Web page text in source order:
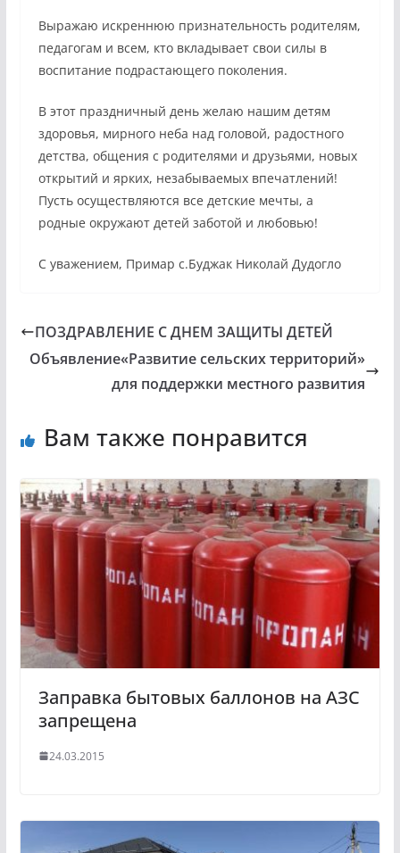
Выражаю искреннюю признательность родителям,
педагогам и всем, кто вкладывает свои силы в
воспитание подрастающего поколения.
В этот праздничный день желаю нашим детям
здоровья, мирного неба над головой, радостного
детства, общения с родителями и друзьями, новых
открытий и ярких, незабываемых впечатлений!
Пусть осуществляются все детские мечты, а
родные окружают детей заботой и любовью!
С уважением, Примар с.Буджак Николай Дудогло
ПОЗДРАВЛЕНИЕ С ДНЕМ ЗАЩИТЫ ДЕТЕЙ
Объявление«Развитие сельских территорий»
для поддержки местного развития
Вам также понравится
Заправка бытовых баллонов на АЗС
запрещена
24.03.2015